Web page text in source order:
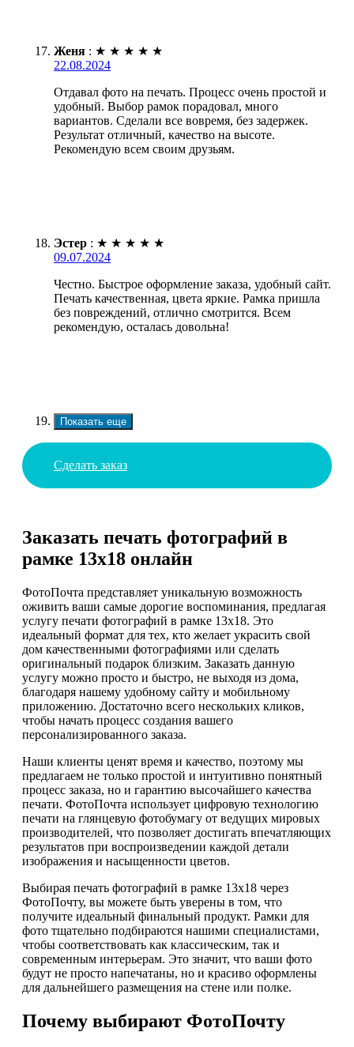
Женя : ★ ★ ★ ★ ★
22.08.2024
Отдавал фото на печать. Процесс очень простой и
удобный. Выбор рамок порадовал, много
вариантов. Сделали все вовремя, без задержек.
Результат отличный, качество на высоте.
Рекомендую всем своим друзьям.
Эстер : ★ ★ ★ ★ ★
09.07.2024
Честно. Быстрое оформление заказа, удобный сайт.
Печать качественная, цвета яркие. Рамка пришла
без повреждений, отлично смотрится. Всем
рекомендую, осталась довольна!
Показать еще
Сделать заказ
Заказать печать фотографий в
рамке 13х18 онлайн
ФотоПочта представляет уникальную возможность
оживить ваши самые дорогие воспоминания, предлагая
услугу печати фотографий в рамке 13х18. Это
идеальный формат для тех, кто желает украсить свой
дом качественными фотографиями или сделать
оригинальный подарок близким. Заказать данную
услугу можно просто и быстро, не выходя из дома,
благодаря нашему удобному сайту и мобильному
приложению. Достаточно всего нескольких кликов,
чтобы начать процесс создания вашего
персонализированного заказа.
Наши клиенты ценят время и качество, поэтому мы
предлагаем не только простой и интуитивно понятный
процесс заказа, но и гарантию высочайшего качества
печати. ФотоПочта использует цифровую технологию
печати на глянцевую фотобумагу от ведущих мировых
производителей, что позволяет достигать впечатляющих
результатов при воспроизведении каждой детали
изображения и насыщенности цветов.
Выбирая печать фотографий в рамке 13х18 через
ФотоПочту, вы можете быть уверены в том, что
получите идеальный финальный продукт. Рамки для
фото тщательно подбираются нашими специалистами,
чтобы соответствовать как классическим, так и
современным интерьерам. Это значит, что ваши фото
будут не просто напечатаны, но и красиво оформлены
для дальнейшего размещения на стене или полке.
Почему выбирают ФотоПочту